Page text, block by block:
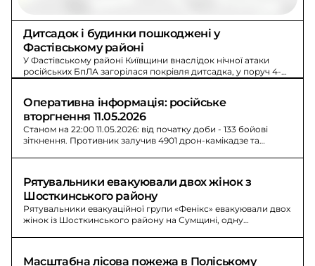
Дитсадок і будинки пошкоджені у
Фастівському районі
У Фастівському районі Київщини внаслідок нічної атаки
російських БпЛА загорілася покрівля дитсадка, у поруч 4-
Оперативна інформація: російське
вторгнення 11.05.2026
Станом на 22:00 11.05.2026: від початку доби - 133 бойові
зіткнення. Противник залучив 4901 дрон-камікадзе та
Рятувальники евакуювали двох жінок з
Шосткинського району
Рятувальники евакуаційної групи «Фенікс» евакуювали двох
жінок із Шосткинського району на Сумщині, одну
Масштабна лісова пожежа в Поліському